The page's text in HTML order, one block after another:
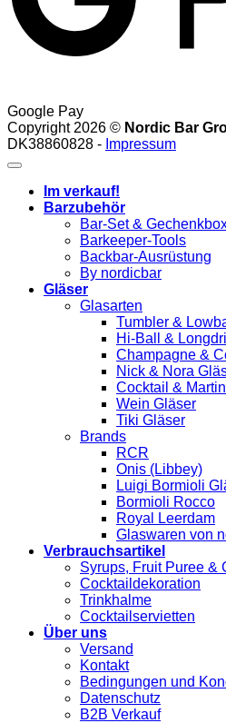
Google Pay
Copyright 2026 © Nordic Bar
DK38860828 - Impressum
Im verkauf!
Barzubehör
Bar-Set &
Barkeeper-Tools
Backbar-Ausrüstung
By nordicbar
Gläser
Glasarten
Tumbler &
Hi-Ball &
Champagne &
Nick & Nora
Cocktail &
Wein Gläser
Tiki Gläser
Brands
RCR
Onis (Libbey)
Luigi Bormioli
Bormioli Rocco
Royal Leerdam
Glaswaren von
Verbrauchsartikel
Syrups, Fruit Puree &
Cocktaildekoration
Trinkhalme
Cocktailservietten
Über uns
Versand
Kontakt
Bedingungen und
Datenschutz
B2B Verkauf